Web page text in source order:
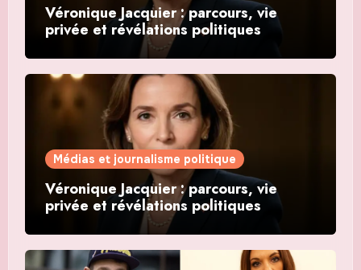
Véronique Jacquier : parcours, vie
privée et révélations politiques
Médias et journalisme politique
Véronique Jacquier : parcours, vie
privée et révélations politiques